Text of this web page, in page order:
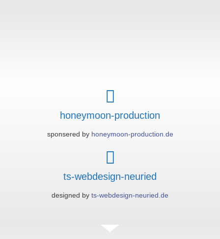
honeymoon-production
sponsered by honeymoon-production.de
ts-webdesign-neuried
designed by ts-webdesign-neuried.de